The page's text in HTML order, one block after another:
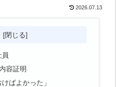
2026.07.13
容証明
ばよかった」